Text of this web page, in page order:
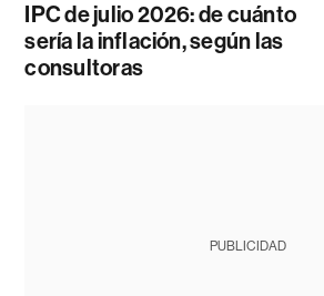
IPC de julio 2026: de cuánto
sería la inflación, según las
consultoras
PUBLICIDAD